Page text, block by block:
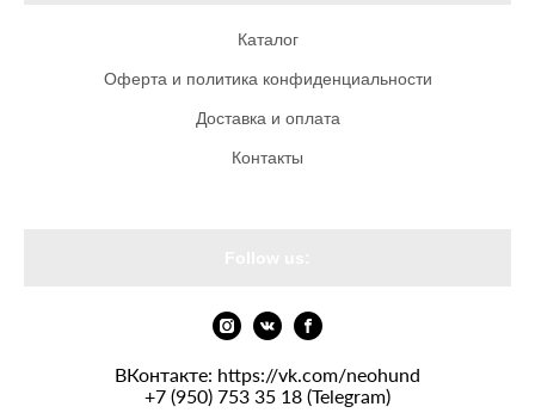
Каталог
Оферта и политика конфиденциальности
Доставка и оплата
Контакты
ВКонтакте: https://vk.com/neohund
+7 (950) 753 35 18 (Telegram)